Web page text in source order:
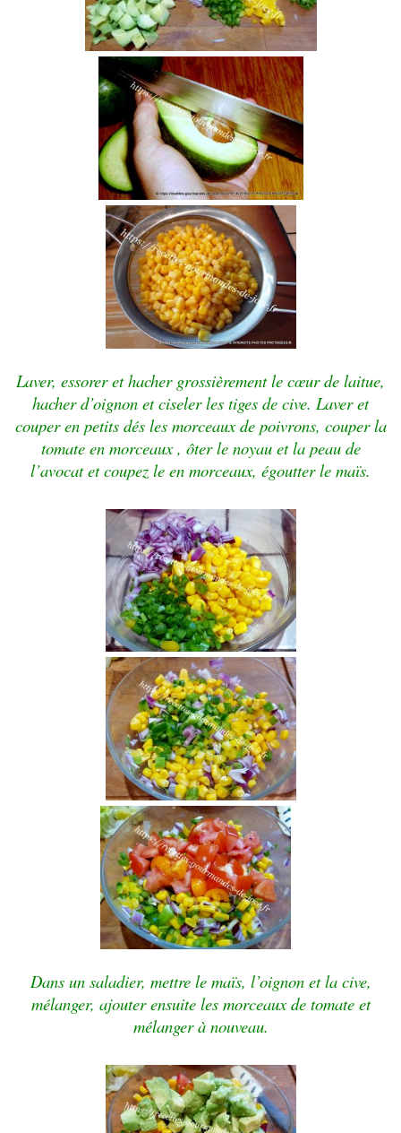
Laver, essorer et hacher grossièrement le cœur de laitue,
hacher d’oignon et ciseler les tiges de cive. Laver et
couper en petits dés les morceaux de poivrons, couper la
tomate en morceaux , ôter le noyau et la peau de
l’avocat et coupez le en morceaux, égoutter le maïs.
Dans un saladier, mettre le maïs, l’oignon et la cive,
mélanger, ajouter ensuite les morceaux de tomate et
mélanger à nouveau.